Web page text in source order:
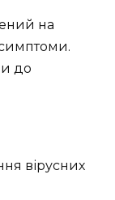
на
до
вірусних